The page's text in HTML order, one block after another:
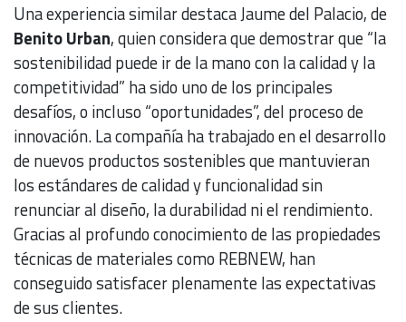
Una experiencia similar destaca Jaume del Palacio, de
Benito Urban, quien considera que demostrar que “la
sostenibilidad puede ir de la mano con la calidad y la
competitividad” ha sido uno de los principales
desafíos, o incluso “oportunidades”, del proceso de
innovación. La compañía ha trabajado en el desarrollo
de nuevos productos sostenibles que mantuvieran
los estándares de calidad y funcionalidad sin
renunciar al diseño, la durabilidad ni el rendimiento.
Gracias al profundo conocimiento de las propiedades
técnicas de materiales como REBNEW, han
conseguido satisfacer plenamente las expectativas
de sus clientes.